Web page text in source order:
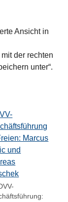
Ansicht in
der rechten
unter“.
larger version for: